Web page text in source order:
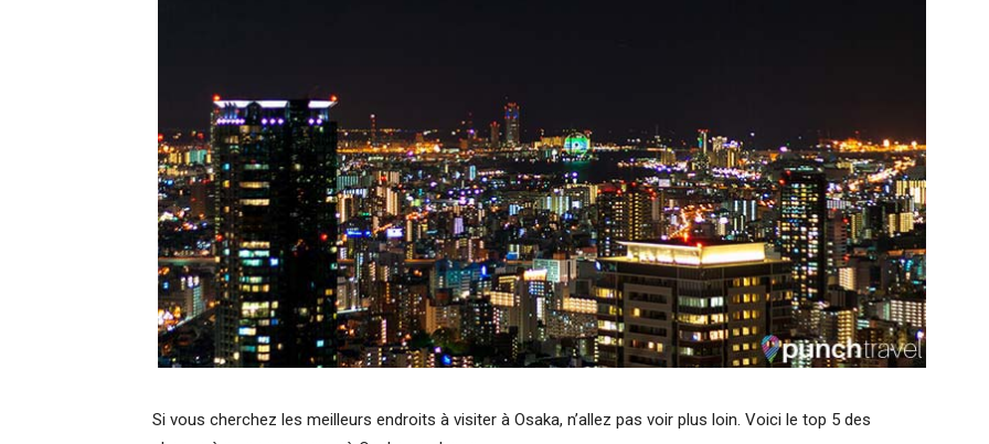
Si vous cherchez les meilleurs endroits à visiter à Osaka, n’allez pas voir plus loin. Voici le top 5 des